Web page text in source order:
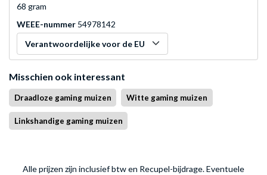
68 gram
WEEE-nummer 54978142
Verantwoordelijke voor de EU
Misschien ook interessant
Draadloze gaming muizen Witte gaming muizen
Linkshandige gaming muizen
Alle prijzen zijn inclusief btw en Recupel-bijdrage. Eventuele